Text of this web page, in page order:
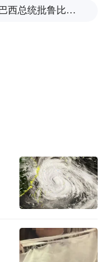
巴西总统批鲁比奥：他是罪魁祸首